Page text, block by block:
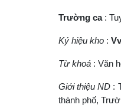
Trường ca:
Ký hiệu kho :
Từ khoá : Văn
Giới thiệu ND :
thành phố,